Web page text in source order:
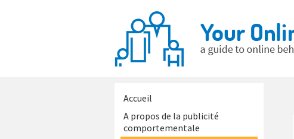
Accueil
A propos de la publicité
comportementale